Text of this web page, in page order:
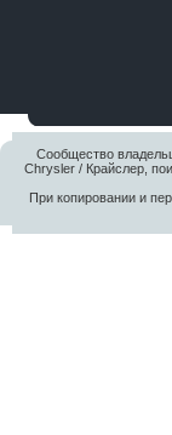
Сообщество
Chrysler / Крайслер,
При копировании и